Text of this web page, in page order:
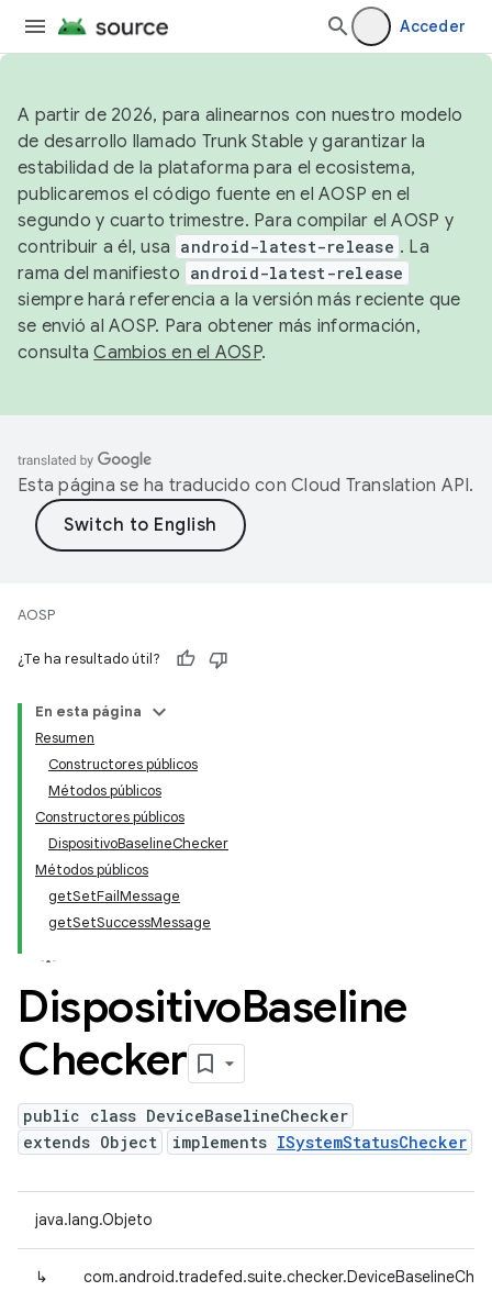
Acceder
A partir de 2026, para alinearnos con nuestro modelo
de desarrollo llamado Trunk Stable y garantizar la
estabilidad de la plataforma para el ecosistema,
publicaremos el código fuente en el AOSP en el
segundo y cuarto trimestre. Para compilar el AOSP y
contribuir a él, usa android-latest-release . La
rama del manifiesto android-latest-release
siempre hará referencia a la versión más reciente que
se envió al AOSP. Para obtener más información,
consultaCambios en el AOSP.
Esta página se ha traducido con Cloud Translation API.
AOSP
¿Te ha resultado útil?
En esta página
Resumen
Constructores públicos
Métodos públicos
Constructores públicos
DispositivoBaselineChecker
Métodos públicos
getSetFailMessage
getSetSuccessMessage
DispositivoBaseline
Checker
public class DeviceBaselineChecker
extends Object
implements ISystemStatusChecker
java.lang.Objeto
↳